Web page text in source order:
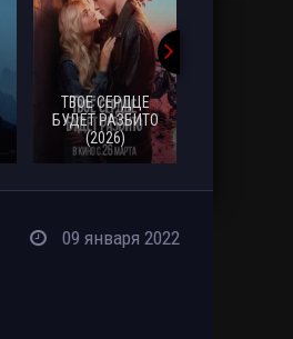
ТВОЕ СЕРДЦЕ
БУДЕТ РАЗБИТО
(2026)
09 января 2022